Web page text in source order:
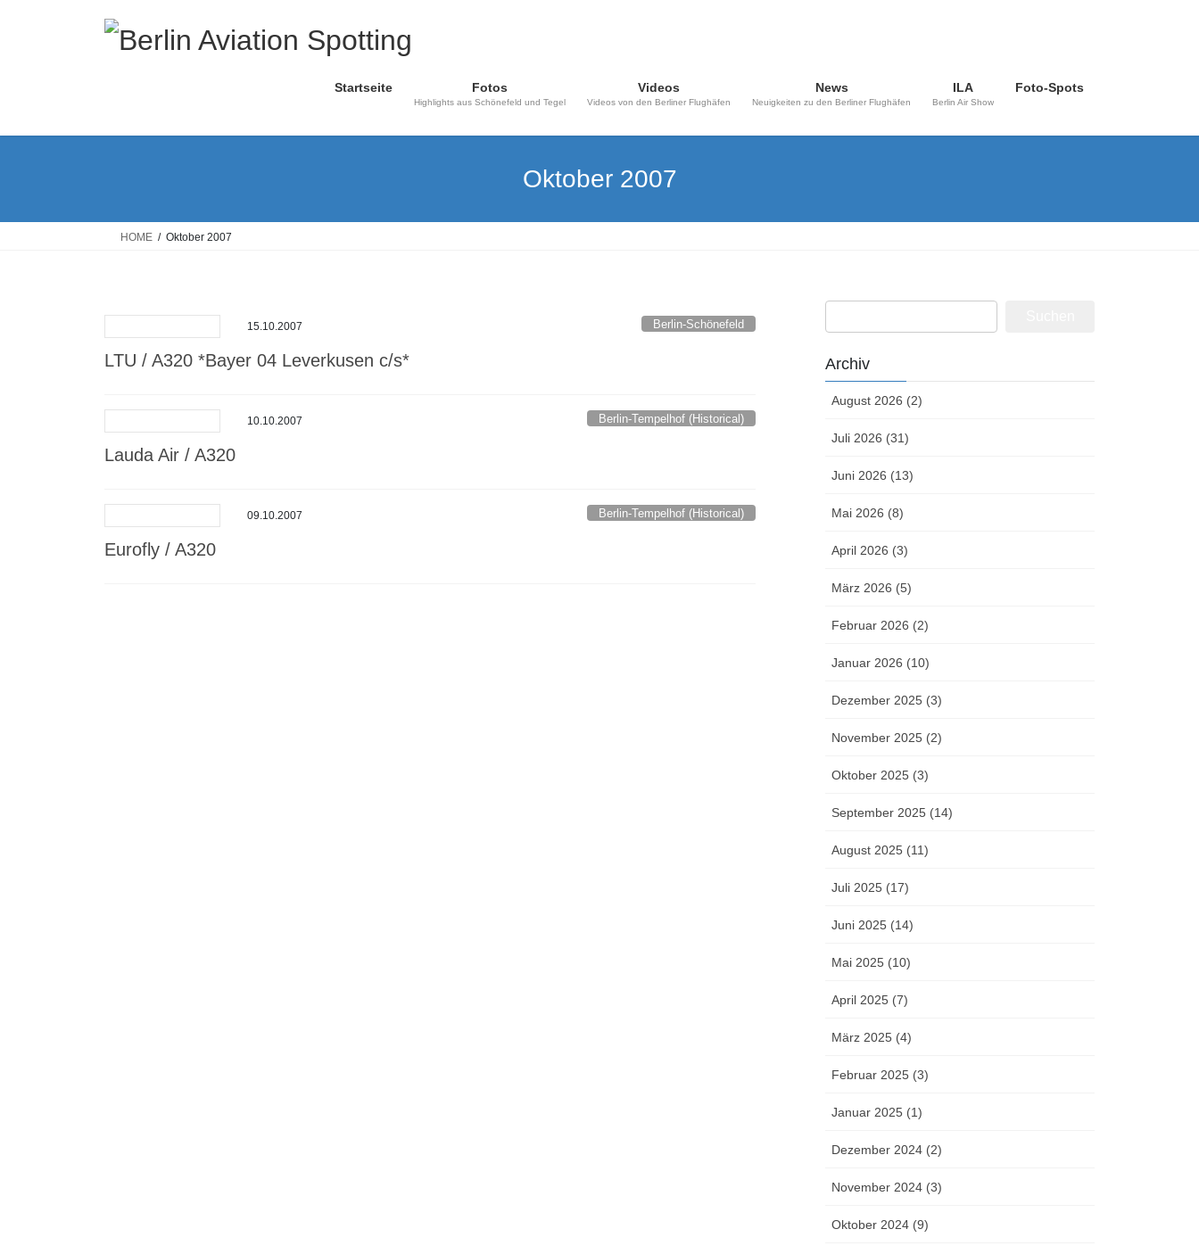
Startseite Fotos
Highlights aus Schönefeld und Tegel
Videos
Videos von den Berliner Flughäfen
News
Neuigkeiten zu den Berliner Flughäfen
ILA
Berlin Air Show
Foto-Spots
Oktober 2007
HOME Oktober 2007
15.10.2007 Berlin-Schönefeld
LTU / A320 *Bayer 04 Leverkusen c/s*
10.10.2007 Berlin-Tempelhof (Historical)
Lauda Air / A320
09.10.2007 Berlin-Tempelhof (Historical)
Eurofly / A320
nach:
Archiv
August 2026 (2)
Juli 2026 (31)
Juni 2026 (13)
Mai 2026 (8)
April 2026 (3)
März 2026 (5)
Februar 2026 (2)
Januar 2026 (10)
Dezember 2025 (3)
November 2025 (2)
Oktober 2025 (3)
September 2025 (14)
August 2025 (11)
Juli 2025 (17)
Juni 2025 (14)
Mai 2025 (10)
April 2025 (7)
März 2025 (4)
Februar 2025 (3)
Januar 2025 (1)
Dezember 2024 (2)
November 2024 (3)
Oktober 2024 (9)